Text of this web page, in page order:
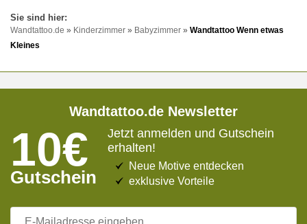
Wandtattoo.de » Kinderzimmer » Babyzimmer » Wandtattoo Wenn etwas
Kleines
Wandtattoo.de Newsletter
10€
Gutschein
Jetzt anmelden und Gutschein
erhalten!
Neue Motive entdecken
exklusive Vorteile